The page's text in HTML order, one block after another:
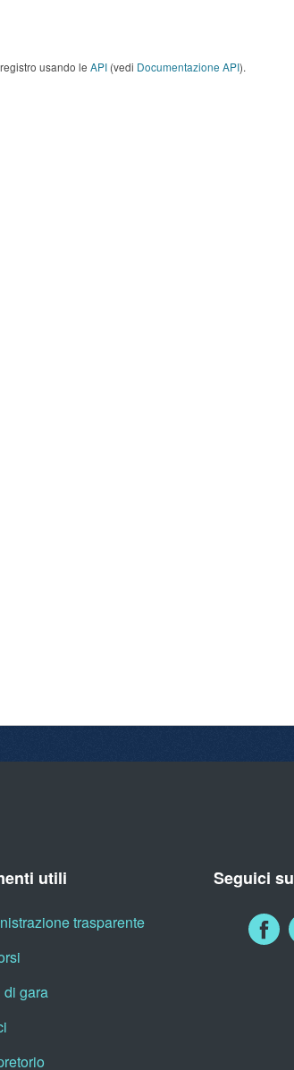
usando le API (vedi Documentazione API).
utili
trasparente
di gara
Seguici su